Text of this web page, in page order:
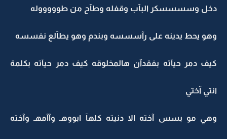
دخل وسسسسكر البآب وقفله وطآح من طوووووله
وهو يحط يدينه على رآسسسه وبندم وهو يطآلع نفسسه
كيف دمر حيآته بفقدآن هالمخلوقه كيف دمر حيآته بكلمة
انتي آختي
وهي مو بسس آخته الا دنيته كلهآ ابووهـ وآآمهـ وآخته